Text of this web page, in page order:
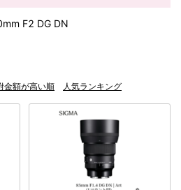
F2 DG DN
金額が高い順 人気ランキング